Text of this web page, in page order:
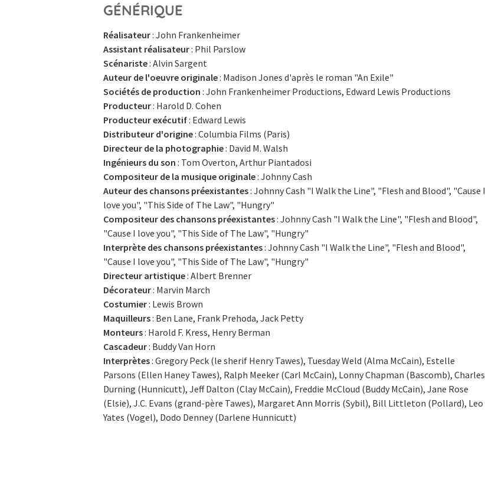
GÉNÉRIQUE
Réalisateur: John Frankenheimer
Assistant réalisateur: Phil Parslow
Scénariste: Alvin Sargent
Auteur de l'oeuvre originale: Madison Jones d'après le roman "An Exile"
Sociétés de production : John Frankenheimer Productions, Edward Lewis Productions
Producteur: Harold D. Cohen
Producteur exécutif: Edward Lewis
Distributeur d'origine: Columbia Films (Paris)
Directeur de la photographie: David M. Walsh
Ingénieurs du son : Tom Overton, Arthur Piantadosi
Compositeur de la musique originale: Johnny Cash
Auteur des chansons préexistantes: Johnny Cash "I Walk the Line", "Flesh and Blood", "Cause I
love you", "This Side of The Law", "Hungry"
Compositeur des chansons préexistantes: Johnny Cash "I Walk the Line", "Flesh and Blood",
"Cause I love you", "This Side of The Law", "Hungry"
Interprète des chansons préexistantes: Johnny Cash "I Walk the Line", "Flesh and Blood",
"Cause I love you", "This Side of The Law", "Hungry"
Directeur artistique: Albert Brenner
Décorateur: Marvin March
Costumier: Lewis Brown
Maquilleurs: Ben Lane, Frank Prehoda, Jack Petty
Monteurs: Harold F. Kress, Henry Berman
Cascadeur: Buddy Van Horn
Interprètes: Gregory Peck (le sherif Henry Tawes), Tuesday Weld (Alma McCain), Estelle
Parsons (Ellen Haney Tawes), Ralph Meeker (Carl McCain), Lonny Chapman (Bascomb), Charles
Durning (Hunnicutt), Jeff Dalton (Clay McCain), Freddie McCloud (Buddy McCain), Jane Rose
(Elsie), J.C. Evans (grand-père Tawes), Margaret Ann Morris (Sybil), Bill Littleton (Pollard), Leo
Yates (Vogel), Dodo Denney (Darlene Hunnicutt)